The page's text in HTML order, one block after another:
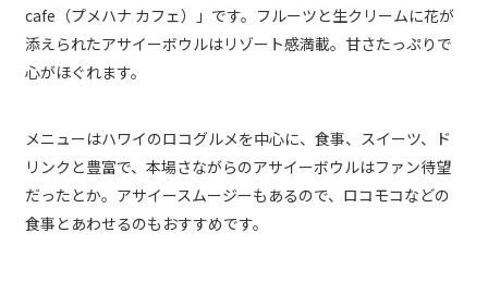
cafe（プメハナ カフェ）」です。フルーツと生クリームに花が
添えられたアサイーボウルはリゾート感満載。甘さたっぷりで
心がほぐれます。
メニューはハワイのロコグルメを中心に、食事、スイーツ、ド
リンクと豊富で、本場さながらのアサイーボウルはファン待望
だったとか。アサイースムージーもあるので、ロコモコなどの
食事とあわせるのもおすすめです。